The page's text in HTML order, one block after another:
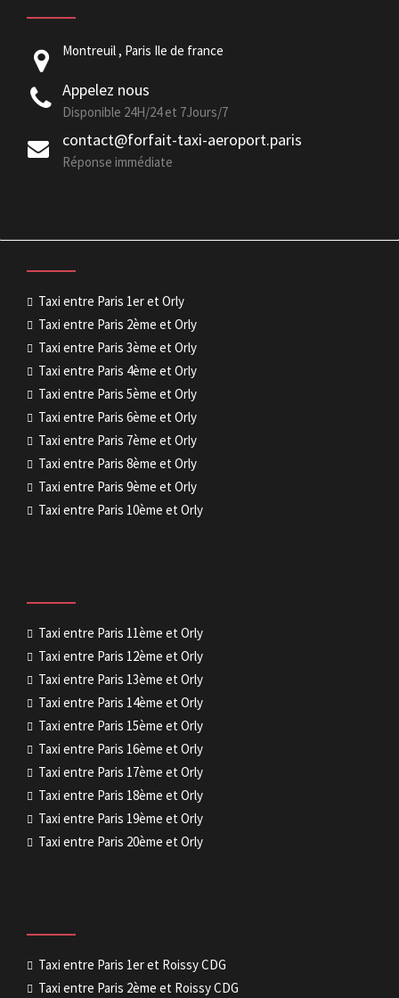
Montreuil , Paris Ile de france
Appelez nous
Disponible 24H/24 et 7Jours/7
contact@forfait-taxi-aeroport.paris
Réponse immédiate
Taxi entre Paris 1er et Orly
Taxi entre Paris 2ème et Orly
Taxi entre Paris 3ème et Orly
Taxi entre Paris 4ème et Orly
Taxi entre Paris 5ème et Orly
Taxi entre Paris 6ème et Orly
Taxi entre Paris 7ème et Orly
Taxi entre Paris 8ème et Orly
Taxi entre Paris 9ème et Orly
Taxi entre Paris 10ème et Orly
Taxi entre Paris 11ème et Orly
Taxi entre Paris 12ème et Orly
Taxi entre Paris 13ème et Orly
Taxi entre Paris 14ème et Orly
Taxi entre Paris 15ème et Orly
Taxi entre Paris 16ème et Orly
Taxi entre Paris 17ème et Orly
Taxi entre Paris 18ème et Orly
Taxi entre Paris 19ème et Orly
Taxi entre Paris 20ème et Orly
Taxi entre Paris 1er et Roissy CDG
Taxi entre Paris 2ème et Roissy CDG